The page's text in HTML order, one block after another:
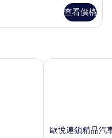
查看價格
歐
歐悅連鎖精品汽
歐悅連鎖精品汽車